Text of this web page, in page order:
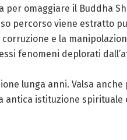
per omaggiare il Buddha
percorso viene estratto
e la
fenomeni deplorati
lunga anni. Valsa
antica istituzione